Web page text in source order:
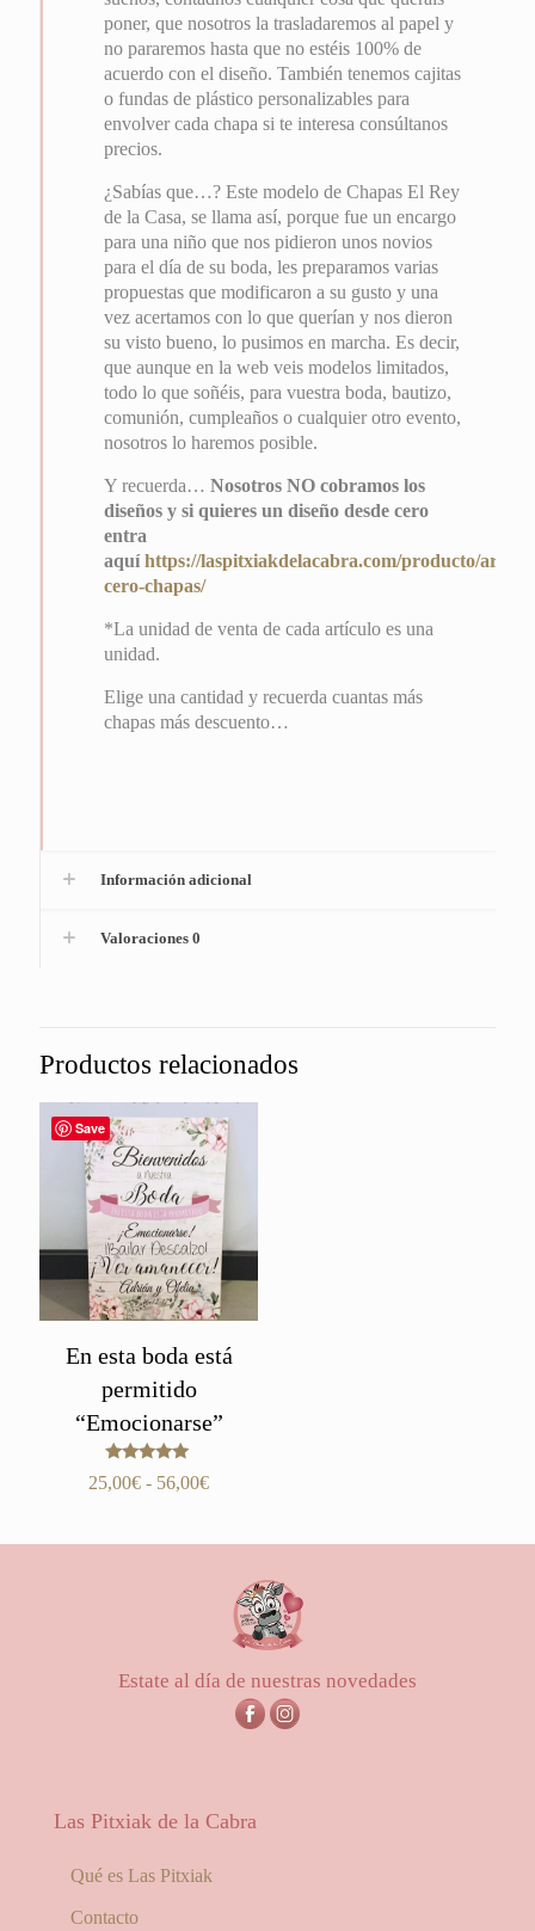
poner, que nosotros la trasladaremos al papel y
no pararemos hasta que no estéis 100% de
acuerdo con el diseño. También tenemos cajitas
o fundas de plástico personalizables para
envolver cada chapa si te interesa consúltanos
precios.
¿Sabías que…? Este modelo de Chapas El Rey
de la Casa, se llama así, porque fue un encargo
para una niño que nos pidieron unos novios
para el día de su boda, les preparamos varias
propuestas que modificaron a su gusto y una
vez acertamos con lo que querían y nos dieron
su visto bueno, lo pusimos en marcha. Es decir,
que aunque en la web veis modelos limitados,
todo lo que soñéis, para vuestra boda, bautizo,
comunión, cumpleaños o cualquier otro evento,
nosotros lo haremos posible.
Y recuerda…Nosotros NO cobramos los
diseños y si quieres un diseño desde cero
entra
aquíhttps://laspitxiakdelacabra.com/producto/
cero-chapas/
*La unidad de venta de cada artículo es una
unidad.
Elige una cantidad y recuerda cuantas más
chapas más descuento…
Información adicional
Valoraciones 0
Productos relacionados
Save
En esta boda está
permitido
“Emocionarse”
Valorado
con
25,00€ - 56,00€Rango
25,00€
hasta
56,00€
Estate al día de nuestras novedades
Las Pitxiak de la Cabra
Qué es Las Pitxiak
Contacto